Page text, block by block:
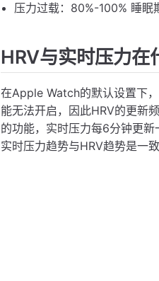
压力过载：80%-100% 睡眠
HRV与实时压力在
在Apple Watch的默认设置下
能无法开启，因此HRV的更新
的功能，实时压力每6分钟更新
实时压力趋势与HRV趋势是一致